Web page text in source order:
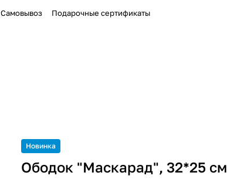
Самовывоз Подарочные сертификаты
Новинка
Ободок "Маскарад", 32*25 см